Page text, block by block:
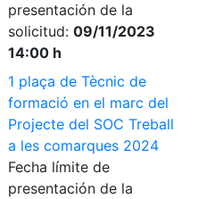
presentación de la
solicitud: 09/11/2023
14:00 h
1 plaça de Tècnic de
formació en el marc del
Projecte del SOC Treball
a les comarques 2024
Fecha límite de
presentación de la